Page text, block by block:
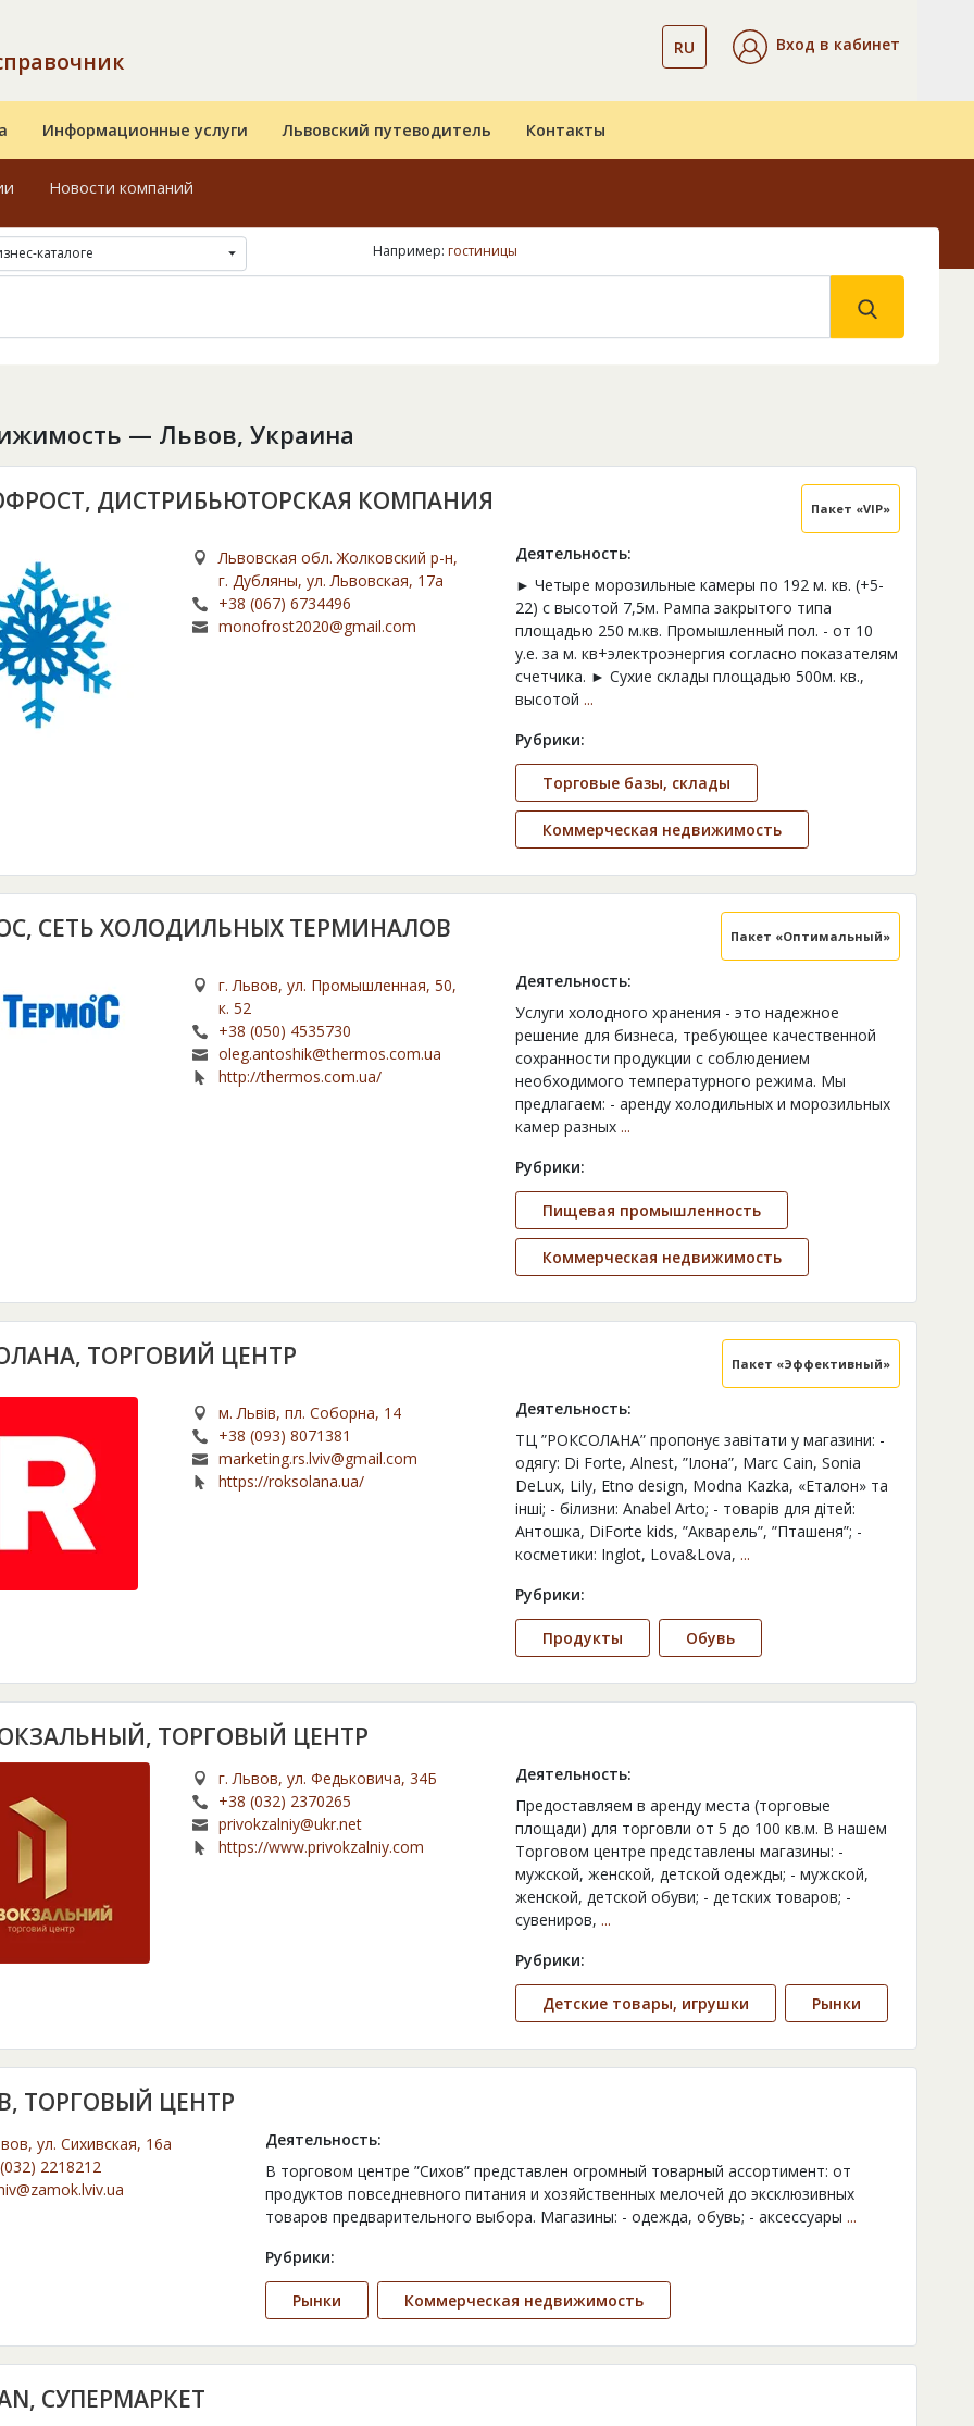
RU Вход в кабинет
Информационные услуги Львовский путеводитель Контакты
Новости компаний
каталоге Например: гостиницы
— Львов, Украина
ДИСТРИБЬЮТОРСКАЯ КОМПАНИЯ Пакет «VIP»
Львовская обл. Жолковский р-н,
г. Дубляны, ул. Львовская, 17а
+38 (067) 6734496
monofrost2020@gmail.com
Деятельность:
► Четыре морозильные камеры по 192 м. кв. (+5-
22) с высотой 7,5м. Рампа закрытого типа
площадью 250 м.кв. Промышленный пол. - от 10
у.е. за м. кв+электроэнергия согласно показателям
счетчика. ► Сухие склады площадью 500м. кв.,
высотой ...
Рубрики:
Торговые базы, склады
Коммерческая недвижимость
СЕТЬ ХОЛОДИЛЬНЫХ ТЕРМИНАЛОВ Пакет «Оптимальный»
г. Львов, ул. Промышленная, 50,
к. 52
+38 (050) 4535730
oleg.antoshik@thermos.com.ua
http://thermos.com.ua/
Деятельность:
Услуги холодного хранения - это надежное
решение для бизнеса, требующее качественной
сохранности продукции с соблюдением
необходимого температурного режима. Мы
предлагаем: - аренду холодильных и морозильных
камер разных ...
Рубрики:
Пищевая промышленность
Коммерческая недвижимость
ТОРГОВИЙ ЦЕНТР Пакет «Эффективный»
м. Львів, пл. Соборна, 14
+38 (093) 8071381
marketing.rs.lviv@gmail.com
https://roksolana.ua/
Деятельность:
ТЦ ”РОКСОЛАНА” пропонує завітати у магазини: -
одягу: Di Forte, Alnest, ”Ілона”, Marc Cain, Sonia
DeLux, Lily, Etno design, Modna Kazka, «Еталон» та
інші; - білизни: Anabel Arto; - товарів для дітей:
Антошка, DiForte kids, ”Акварель”, ”Пташеня”; -
косметики: Inglot, Lova&Lova, ...
Рубрики:
Продукты Обувь
ТОРГОВЫЙ ЦЕНТР
г. Львов, ул. Федьковича, 34Б
+38 (032) 2370265
privokzalniy@ukr.net
https://www.privokzalniy.com
Деятельность:
Предоставляем в аренду места (торговые
площади) для торговли от 5 до 100 кв.м. В нашем
Торговом центре представлены магазины: -
мужской, женской, детской одежды; - мужской,
женской, детской обуви; - детских товаров; -
сувениров, ...
Рубрики:
Детские товары, игрушки Рынки
ТОРГОВЫЙ ЦЕНТР
ул. Сихивская, 16а
2218212
Деятельность:
В торговом центре ”Сихов” представлен огромный товарный ассортимент: от
продуктов повседневного питания и хозяйственных мелочей до эксклюзивных
товаров предварительного выбора. Магазины: - одежда, обувь; - аксессуары ...
Рубрики:
Рынки Коммерческая недвижимость
СУПЕРМАРКЕТ